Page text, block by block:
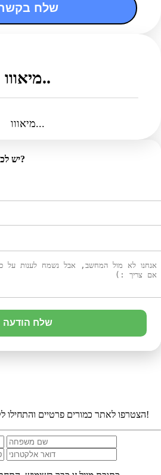
שלח בקשה
מיאווו..
מיאווו...
יש לכם שאלות? נתקלתם בבאג?
שלח הודעה
הצטרפו לאתר כמורים פרטיים והתחילו לקבל פניות מתלמידים עוד היום!